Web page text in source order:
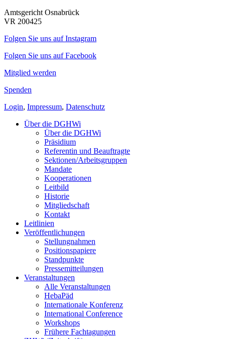
Amtsgericht Osnabrück
VR 200425
Folgen Sie uns auf Instagram
Folgen Sie uns auf Facebook
Mitglied werden
Spenden
Login, Impressum, Datenschutz
Über die DGHWi
Über die DGHWi
Präsidium
Referentin und Beauftragte
Sektionen/Arbeitsgruppen
Mandate
Kooperationen
Leitbild
Historie
Mitgliedschaft
Kontakt
Leitlinien
Veröffentlichungen
Stellungnahmen
Positionspapiere
Standpunkte
Pressemitteilungen
Veranstaltungen
Alle Veranstaltungen
HebaPäd
Internationale Konferenz
International Conference
Workshops
Frühere Fachtagungen